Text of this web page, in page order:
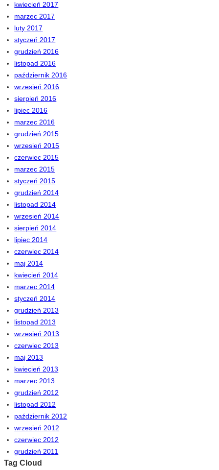
kwiecień 2017
marzec 2017
luty 2017
styczeń 2017
grudzień 2016
listopad 2016
październik 2016
wrzesień 2016
sierpień 2016
lipiec 2016
marzec 2016
grudzień 2015
wrzesień 2015
czerwiec 2015
marzec 2015
styczeń 2015
grudzień 2014
listopad 2014
wrzesień 2014
sierpień 2014
lipiec 2014
czerwiec 2014
maj 2014
kwiecień 2014
marzec 2014
styczeń 2014
grudzień 2013
listopad 2013
wrzesień 2013
czerwiec 2013
maj 2013
kwiecień 2013
marzec 2013
grudzień 2012
listopad 2012
październik 2012
wrzesień 2012
czerwiec 2012
grudzień 2011
Tag Cloud